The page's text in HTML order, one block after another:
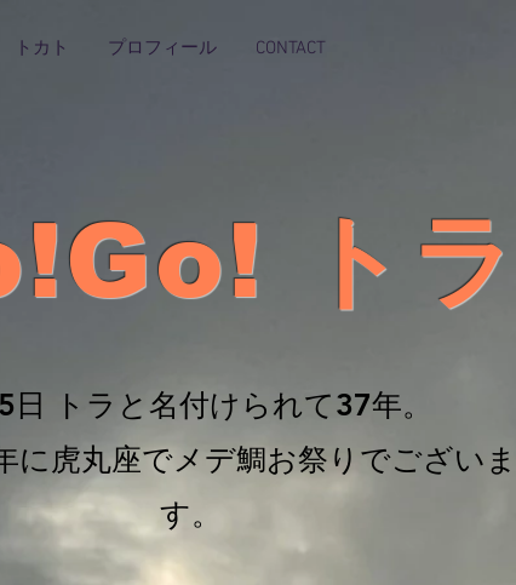
トカト プロフィール CONTACT
ト
日 トラと名付けられて37年。
に虎丸座でメデ鯛お祭りでございま
す。